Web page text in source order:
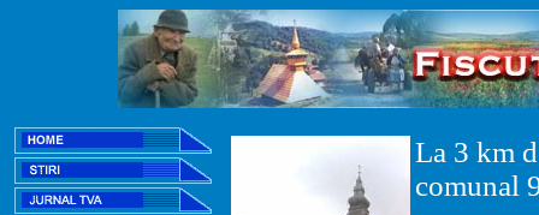
La 3 km
comunal